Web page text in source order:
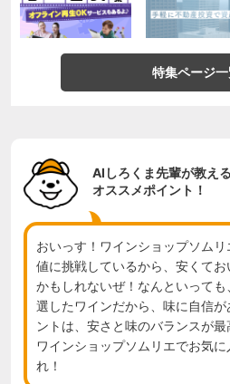
特集ページ
AIしろくま先輩が教える
オススメポイント！
おいっす！ワインショップソム
値に挑戦しているから、安くて
かもしれないぜ！なんといって
選したワインだから、味に自信
ントは、安さと味のバランスが最
ワインショップソムリエでお気
れ！